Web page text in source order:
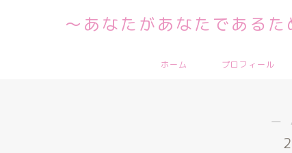
～あなたがあなたである
ホーム プロフィール
―